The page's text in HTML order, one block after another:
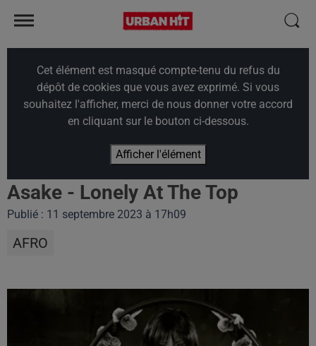
Cet élément est masqué compte-tenu du refus du
dépôt de cookies que vous avez exprimé. Si vous
souhaitez l'afficher, merci de nous donner votre accord
en cliquant sur le bouton ci-dessous.
Afficher l'élément
Asake - Lonely At The Top
Publié : 11 septembre 2023 à 17h09
AFRO